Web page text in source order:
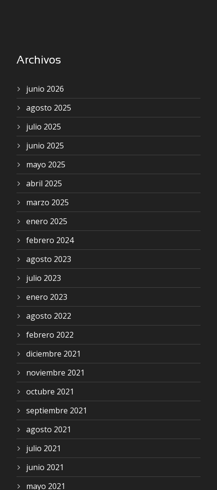
Archivos
junio 2026
agosto 2025
julio 2025
junio 2025
mayo 2025
abril 2025
marzo 2025
enero 2025
febrero 2024
agosto 2023
julio 2023
enero 2023
agosto 2022
febrero 2022
diciembre 2021
noviembre 2021
octubre 2021
septiembre 2021
agosto 2021
julio 2021
junio 2021
mayo 2021